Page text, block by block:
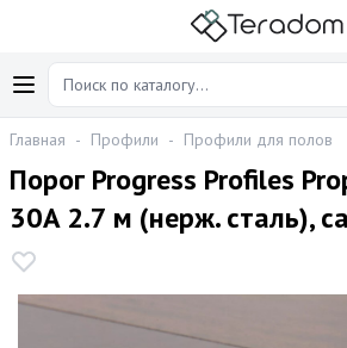
Главная - Профили - Профили для полов
Порог Progress Profiles
30A 2.7 м (нерж. сталь),